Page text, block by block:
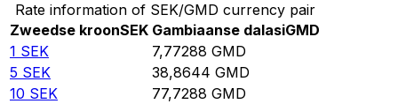
Rate information of SEK/GMD currency pair
Zweedse kroonSEK Gambiaanse dalasiGMD
1 SEK 7,77288 GMD
5 SEK 38,8644 GMD
10 SEK 77,7288 GMD